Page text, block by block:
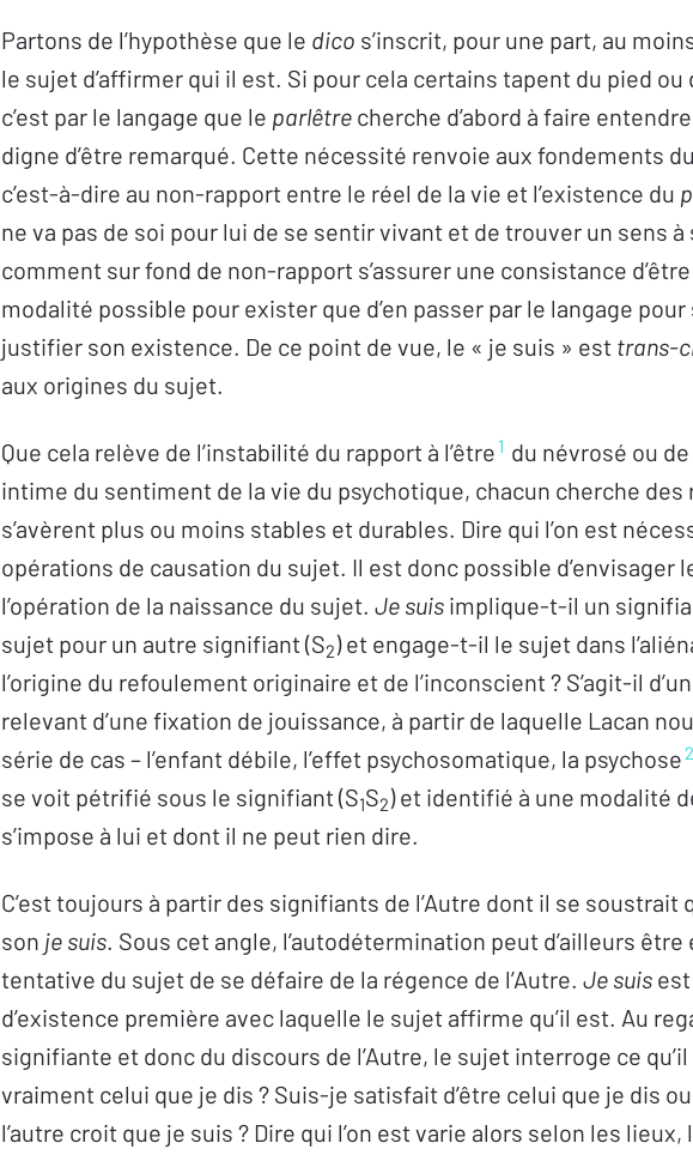
Partons de l’hypothèse que le dico s’inscrit, pour une part, au
le sujet d’affirmer qui il est. Si pour cela certains tapent du pied ou
c’est par le langage que le parlêtre cherche d’abord à faire
digne d’être remarqué. Cette nécessité renvoie aux fondements
c’est-à-dire au non-rapport entre le réel de la vie et l’existence du
ne va pas de soi pour lui de se sentir vivant et de trouver un sens
comment sur fond de non-rapport s’assurer une consistance d’être
modalité possible pour exister que d’en passer par le langage
justifier son existence. De ce point de vue, le « je suis » est trans-
aux origines du sujet.
Que cela relève de l’instabilité du rapport à l’être 1 du névrosé ou
intime du sentiment de la vie du psychotique, chacun cherche des
s’avèrent plus ou moins stables et durables. Dire qui l’on est
opérations de causation du sujet. Il est donc possible d’envisager
l’opération de la naissance du sujet.Je suis implique-t-il un
sujet pour un autre signifiant (S2) et engage-t-il le sujet dans
l’origine du refoulement originaire et de l’inconscient ? S’agit-il
relevant d’une fixation de jouissance, à partir de laquelle Lacan
série de cas – l’enfant débile, l’effet psychosomatique, la psychose 2
se voit pétrifié sous le signifiant (S1S2) et identifié à une modalité
s’impose à lui et dont il ne peut rien dire.
C’est toujours à partir des signifiants de l’Autre dont il se soustrait
son je suis. Sous cet angle, l’autodétermination peut d’ailleurs
tentative du sujet de se défaire de la régence de l’Autre.Je suis
d’existence première avec laquelle le sujet affirme qu’il est. Au
signifiante et donc du discours de l’Autre, le sujet interroge ce
vraiment celui que je dis ? Suis-je satisfait d’être celui que je dis
l’autre croit que je suis ? Dire qui l’on est varie alors selon les